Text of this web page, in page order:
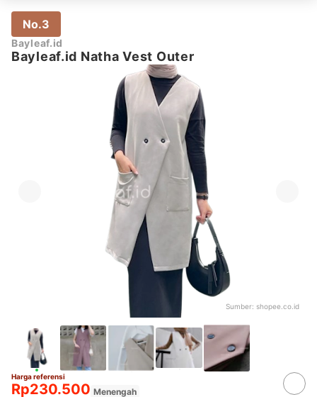
No.3
Bayleaf.id
Bayleaf.id Natha Vest Outer
Sumber: shopee.co.id
Harga referensi
Rp230.500 Menengah